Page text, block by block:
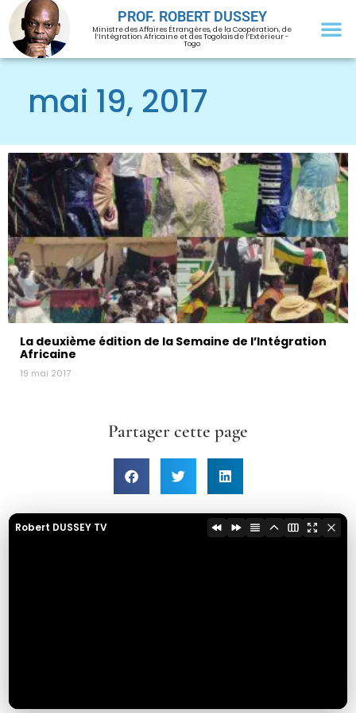
PROF. ROBERT DUSSEY
Ministre des Affaires Étrangères, de la Coopération, de
l’Intégration Africaine et des Togolais de l’Extérieur -
Togo
mai 19, 2017
La deuxième édition de la Semaine de l’Intégration
Africaine
19 mai 2017
Partager cette page
Robert DUSSEY TV